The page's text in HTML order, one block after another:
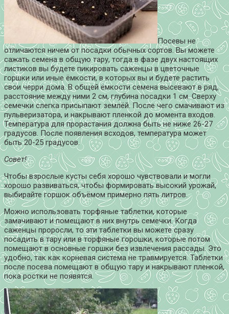
Посевы не
отличаются ничем от посадки обычных сортов. Вы можете
сажать семена в общую тару, тогда в фазе двух настоящих
листиков вы будете пикировать саженцы в цветочные
горшки или иные ёмкости, в которых вы и будете растить
свои черри дома. В общей ёмкости семена высевают в ряд,
расстояние между ними 2 см, глубина посадки 1 см. Сверху
семечки слегка присыпают землёй. После чего смачивают из
пульверизатора, и накрывают пленкой до момента входов.
Температура для прорастания должна быть не ниже 26-27
градусов. После появления всходов, температура может
быть 20-25 градусов.
Совет!
Чтобы взрослые кусты себя хорошо чувствовали и могли
хорошо развиваться, чтобы формировать высокий урожай,
выбирайте горшок объёмом примерно пять литров.
Можно использовать торфяные таблетки, которые
замачивают и помещают в них внутрь семечки. Когда
саженцы проросли, то эти таблетки вы можете сразу
посадить в тару или в торфяные горошки, которые потом
помещают в основные горшки без извлечения рассады. Это
удобно, так как корневая система не травмируется. Таблетки
после посева помещают в общую тару и накрывают пленкой,
пока ростки не появятся.